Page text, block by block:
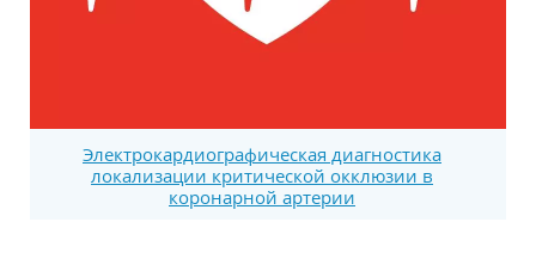
Электрокардиографическая диагностика
локализации критической окклюзии в
коронарной артерии